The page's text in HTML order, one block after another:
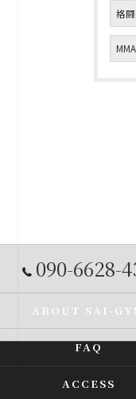
格
MMA
090-6628-
ABOUT SAI-
FAQ
ACCESS